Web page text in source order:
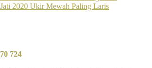
2020 Ukir Mewah Paling Laris
724